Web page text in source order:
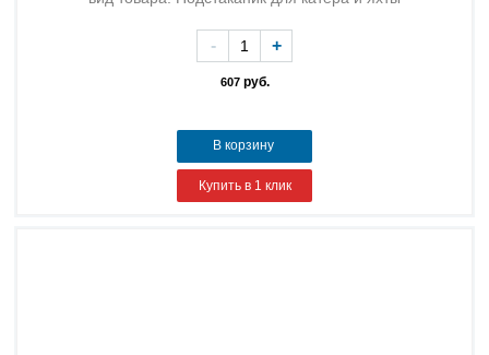
607руб.
- +
В корзину
Купить в 1 клик